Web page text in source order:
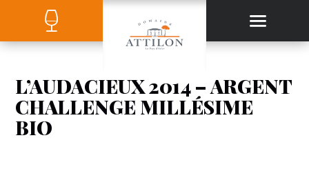
L’AUDACIEUX 2014 – ARGENT
CHALLENGE MILLÉSIME
BIO